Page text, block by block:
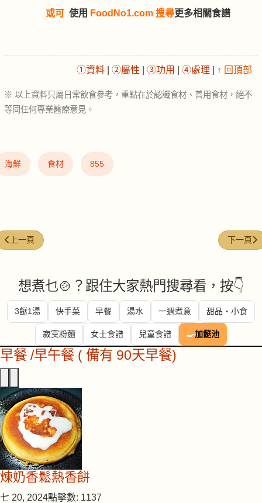
或可 使用 FoodNo1.com 搜尋更多相關食譜
①資料 ②屬性 ③功用 ④處理 ↑ 回頂部
※ 以上資料只屬日常飲食參考，重點在於認識食材、善用食材，絕不
等同任何專業醫療意見。
海鮮 食材 855
上一篇文章: 花椒 (Sichuan Pepper)
上一頁 下一篇
下一頁
想煮乜🍲？跟住大家熱門搜尋看，按👇
3餸1湯 快手菜 早餐 湯水 一週煮意 甜品・小食
寂寞粉麵 女士食譜 兒童食譜 🍳加餸池
早餐 /早午餐 ( 備有 90天早餐)
煉奶香鬆熱香餅
七 20, 2024點擊數: 1137